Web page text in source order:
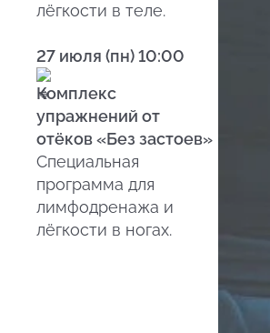
лёгкости в теле.
27 июля (пн) 10:00
Комплекс
упражнений от
отёков «Без застоев»
Специальная
программа для
лимфодренажа и
лёгкости в ногах.